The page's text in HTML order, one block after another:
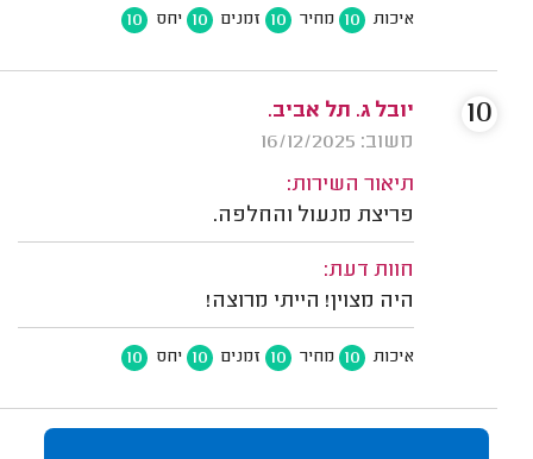
איכות 10 מחיר 10 זמנים 10 יחס 10
יובל ג. תל אביב.
משוב: 16/12/2025
תיאור השירות:
פריצת מנעול והחלפה.
חוות דעת:
היה מצוין! הייתי מרוצה!
איכות 10 מחיר 10 זמנים 10 יחס 10
10